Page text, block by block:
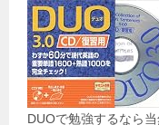
DUOで勉強するなら